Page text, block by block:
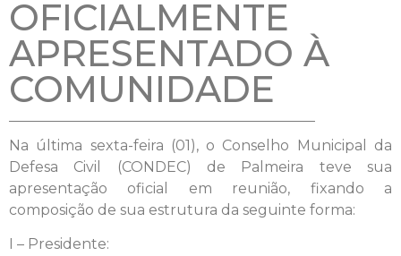
OFICIALMENTE
APRESENTADO À
COMUNIDADE
Na última sexta-feira (01), o Conselho Municipal da
Defesa Civil (CONDEC) de Palmeira teve sua
apresentação oficial em reunião, fixando a
composição de sua estrutura da seguinte forma:
I – Presidente: